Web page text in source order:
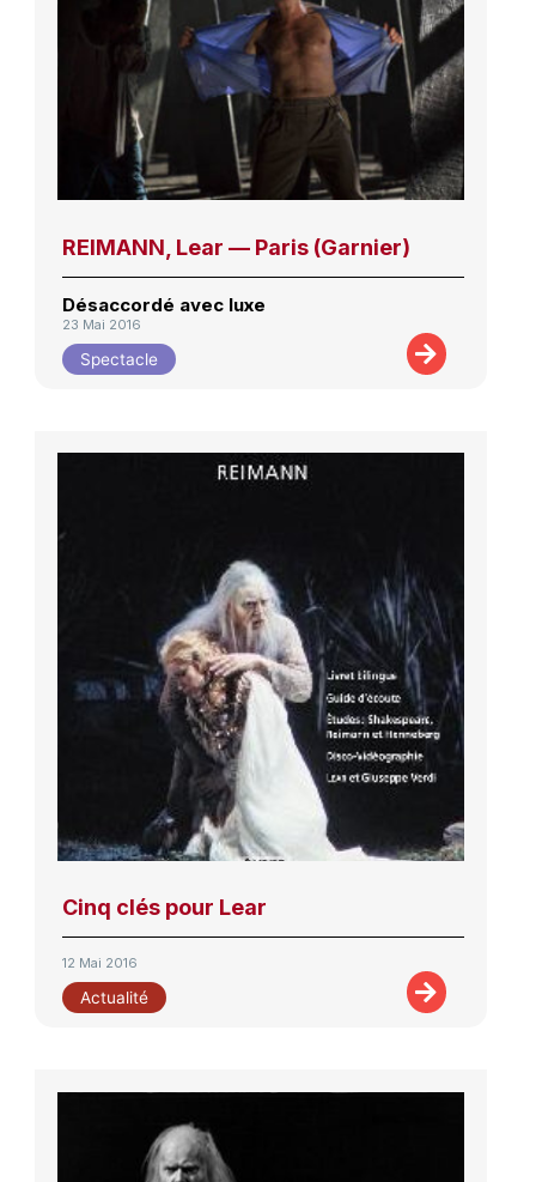
REIMANN, Lear — Paris (Garnier)
Désaccordé avec luxe
23 Mai 2016
Spectacle
Cinq clés pour Lear
12 Mai 2016
Actualité